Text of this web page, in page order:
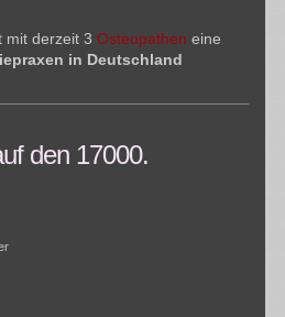
mit derzeit 3 Osteopathen eine
in Deutschland
den 17000.